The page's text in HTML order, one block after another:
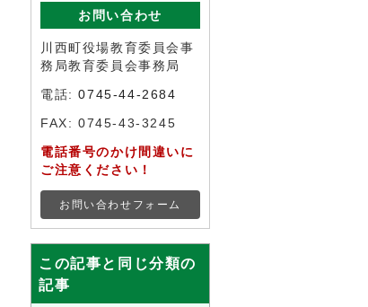
お問い合わせ
川西町役場教育委員会事
務局教育委員会事務局
電話:0745-44-2684
FAX: 0745-43-3245
電話番号のかけ間違いに
ご注意ください！
お問い合わせフォーム
この記事と同じ分類の
記事